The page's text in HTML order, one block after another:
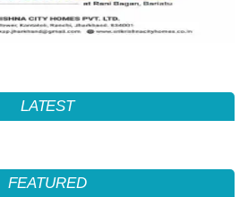
LATEST
FEATURED